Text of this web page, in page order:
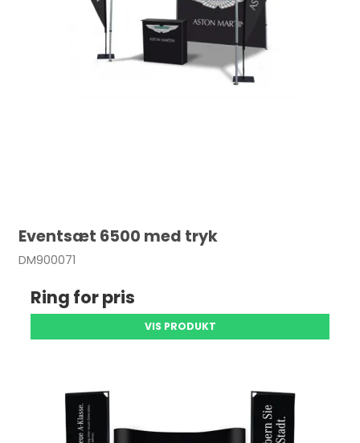
Eventsæt 6500 med tryk
DM900071
Ring for pris
VIS PRODUKT